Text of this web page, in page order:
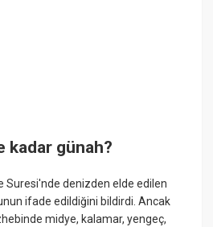
kadar günah?
Suresi'nde denizden elde edilen
ifade edildiğini bildirdi. Ancak
midye, kalamar, yengeç,